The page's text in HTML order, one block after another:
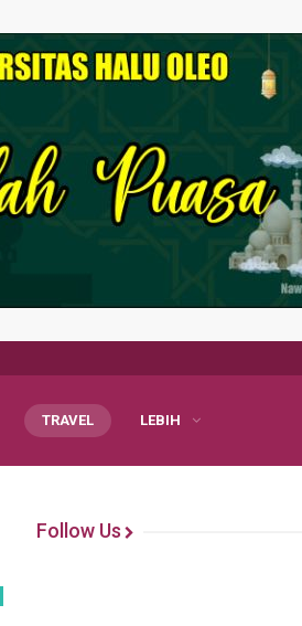
TRAVEL LEBIH
Follow Us